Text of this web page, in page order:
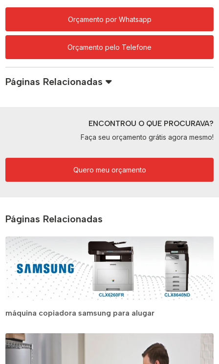
Orçamento por Whatsapp
Orçamento pelo Telefone
Páginas Relacionadas
ENCONTROU O QUE PROCURAVA?
Faça seu orçamento grátis agora mesmo!
Quero meu orçamento
Páginas Relacionadas
máquina copiadora samsung para alugar